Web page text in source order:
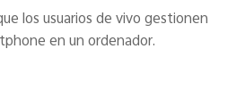
los usuarios de vivo gestionen
en un ordenador.